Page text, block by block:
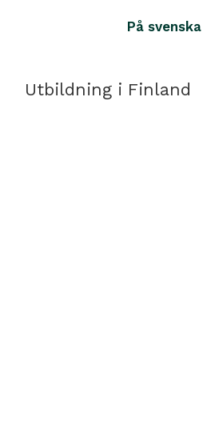
På svenska
Utbildning i Finland